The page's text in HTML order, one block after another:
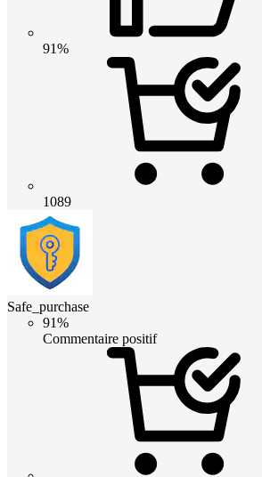
91%
1089
Safe_purchase
91%
Commentaire positif